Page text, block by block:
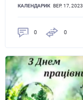
КАЛЕНДАРИК ВЕР. 17, 2023
0 0